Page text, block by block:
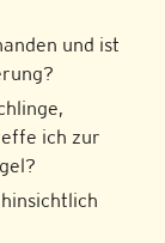
und ist
ich zur